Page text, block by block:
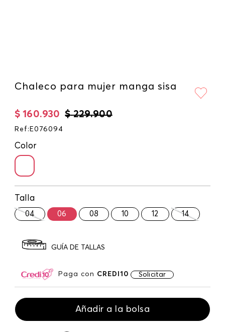
Chaleco para mujer manga sisa
$ 229.900
$ 160.930
Ref : E076094
Color
Talla
04 06 08 10 12 14
GUÍA DE TALLAS
Paga con CREDI10 Solicitar
Añadir a la bolsa